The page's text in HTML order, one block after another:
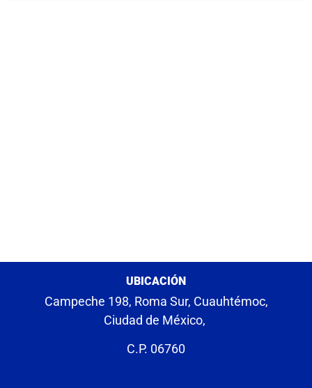
UBICACIÓN
Campeche 198, Roma Sur, Cuauhtémoc,
Ciudad de México,
C.P. 06760